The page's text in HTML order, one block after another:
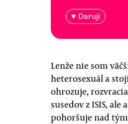
♥ Daruji
Lenže nie som
heterosexuál a
ohrozuje,
susedov z ISIS,
pohoršuje nad